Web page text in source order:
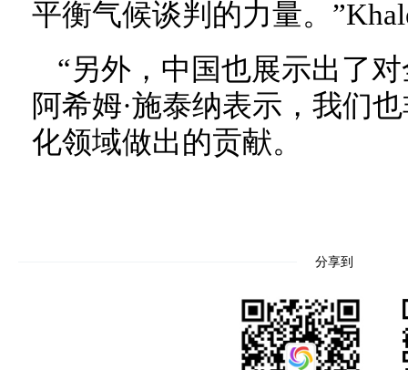
平衡气候谈判的力量。
“另外，中国也展示出了
阿希姆·施泰纳表示，我们
化领域做出的贡献。
分享到